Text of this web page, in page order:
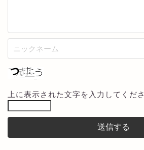
上に表示された文字を入力してくださ